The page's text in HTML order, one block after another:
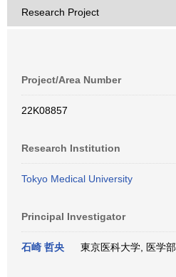
Research Project
Project/Area Number
22K08857
Research Institution
Tokyo Medical University
Principal Investigator
石崎 哲央 東京医科大学, 医学